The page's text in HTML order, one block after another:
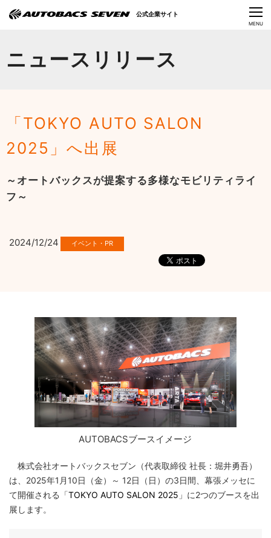
CLOSE
MENU
ニュースリリース
「TOKYO AUTO SALON
2025」へ出展
～オートバックスが提案する多様なモビリティライ
フ～
2024/12/24
AUTOBACSブースイメージ
株式会社オートバックスセブン（代表取締役 社長：堀井勇吾）
は、2025年1月10日（金）～ 12日（日）の3日間、幕張メッセに
て開催される「TOKYO AUTO SALON 2025 」に2つのブースを出
展します。
公式企業サイト
サステナビリティ
Language